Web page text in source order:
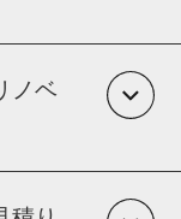
制限がありま
。
ノベ